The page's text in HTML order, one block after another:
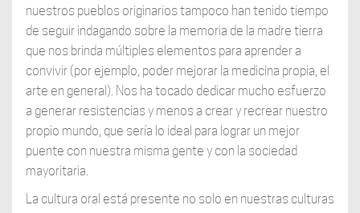
nuestros pueblos originarios tampoco han tenido tiempo
de seguir indagando sobre la memoria de la madre tierra
que nos brinda múltiples elementos para aprender a
convivir (por ejemplo, poder mejorar la medicina propia, el
arte en general). Nos ha tocado dedicar mucho esfuerzo
a generar resistencias y menos a crear y recrear nuestro
propio mundo, que sería lo ideal para lograr un mejor
puente con nuestra misma gente y con la sociedad
mayoritaria.
La cultura oral está presente no solo en nuestras culturas